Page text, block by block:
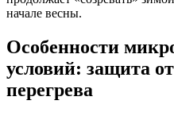
начале весны.
Особенности
условий: защита
перегрева